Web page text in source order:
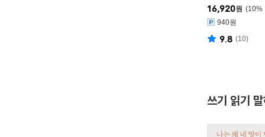
10%
16,920원
940원
9.8 (10)
쓰기 읽기